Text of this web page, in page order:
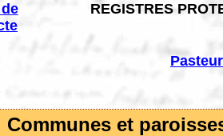
REGISTRES
et